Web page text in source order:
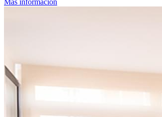
Más información